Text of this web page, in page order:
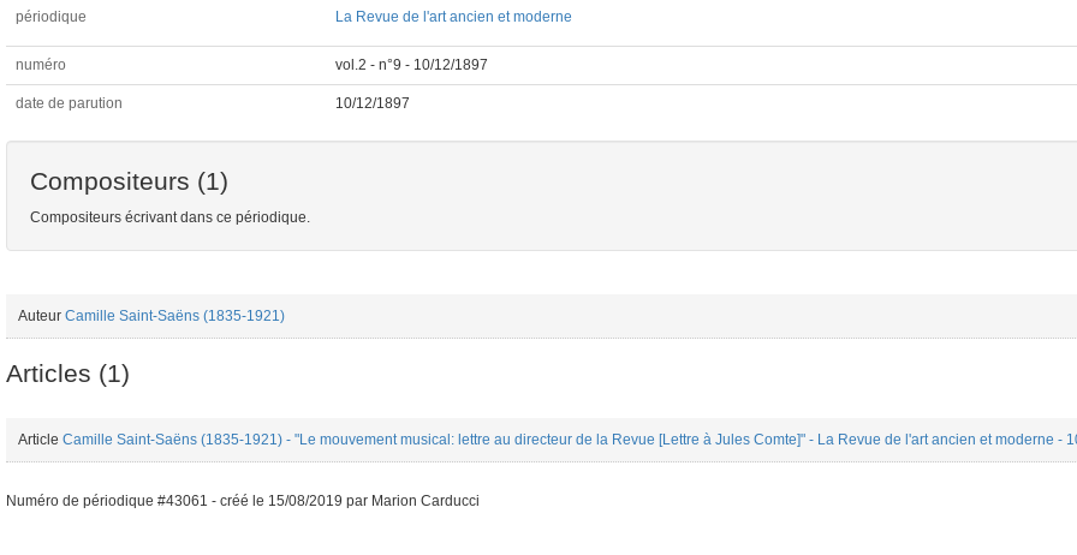
périodique La Revue de l'art ancien et moderne
numéro vol.2 - n°9 - 10/12/1897
date de parution 10/12/1897
Compositeurs (1)
Compositeurs écrivant dans ce périodique.
Auteur Camille Saint-Saëns (1835-1921)
Articles (1)
Article Camille Saint-Saëns (1835-1921) - "Le mouvement musical: lettre au directeur de la Revue [Lettre à Jules Comte]" - La Revue de l'art ancien et moderne -
Numéro de périodique #43061 - créé le 15/08/2019 par Marion Carducci